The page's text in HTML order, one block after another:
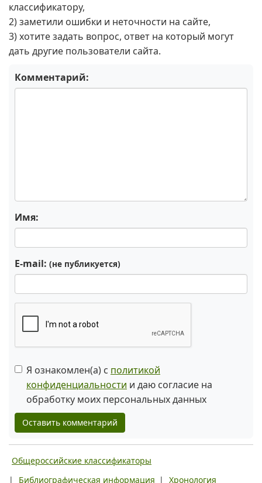
классификатору,
2) заметили ошибки и неточности на сайте,
3) хотите задать вопрос, ответ на который могут
дать другие пользователи сайта.
Комментарий:
Имя:
E-mail: (не публикуется)
Я ознакомлен(а) с политикой
конфиденциальности и даю согласие на
обработку моих персональных данных
Оставить комментарий
Общероссийские классификаторы
|
Библиографическая информация | Хронология